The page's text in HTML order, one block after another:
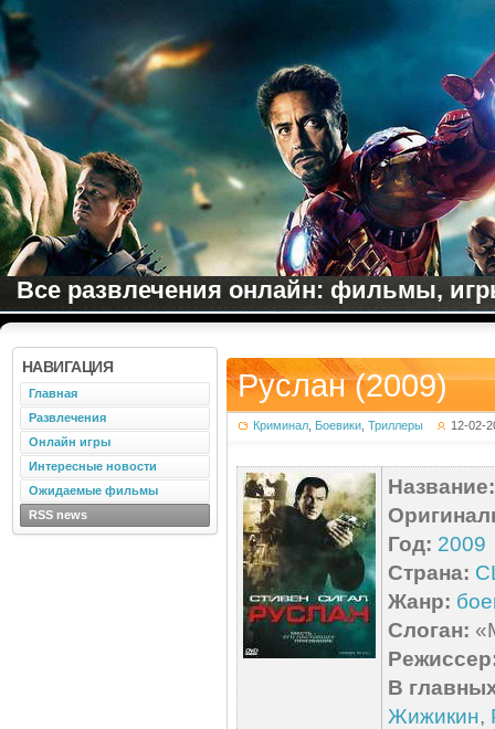
Все развлечения онлайн: фильмы,
Руслан (2009)
Криминал Боевики Триллеры 12-02-
Название:
Год: 2009
Страна:
Жанр:
Слоган:
В
Жижикин,
НАВИГАЦИЯ
Главная
Развлечения
Онлайн игры
Интересные новости
Ожидаемые фильмы
RSS news